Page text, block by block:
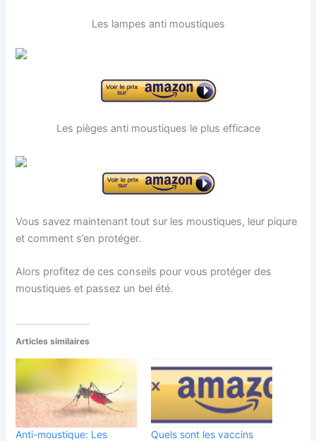
Les lampes anti moustiques
Les pièges anti moustiques le plus efficace
Vous savez maintenant tout sur les moustiques, leur piqure
et comment s’en protéger.
Alors profitez de ces conseils pour vous protéger des
moustiques et passez un bel été.
Articles similaires
Anti-moustique: Les
Quels sont les vaccins